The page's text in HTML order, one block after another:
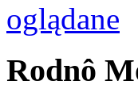
oglądane
Rodnô